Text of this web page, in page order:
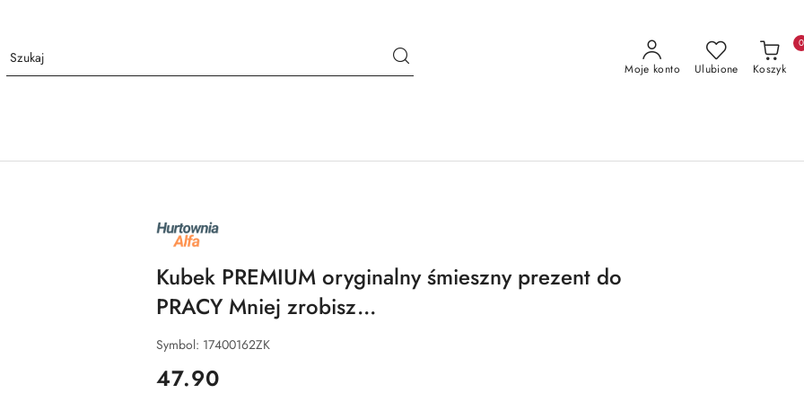
Moje konto Ulubione Koszyk
0
NAZWA
PRODUCENTA:
ALFA
Kubek PREMIUM oryginalny śmieszny prezent do
PRACY Mniej zrobisz...
Symbol: 17400162ZK
cena:
47.90